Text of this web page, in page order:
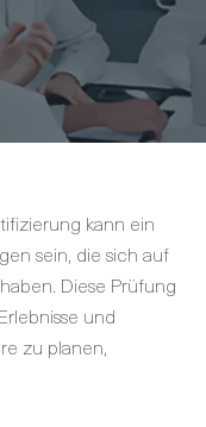
kann ein
sein, die sich auf
Diese Prüfung
und
zu planen,